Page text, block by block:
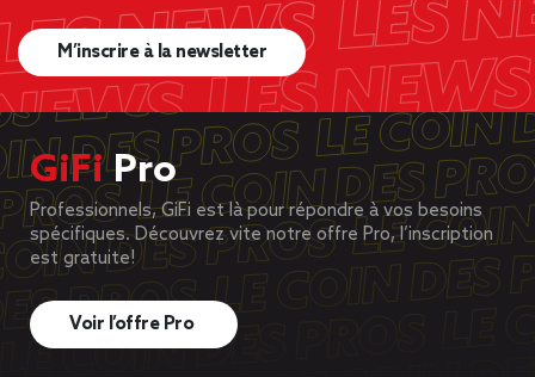
M’inscrire à la newsletter
GiFiPro
Professionnels, GiFi est là pour répondre à vos besoins
spécifiques. Découvrez vite notre offre Pro, l’inscription
est gratuite!
Voir l’offre Pro